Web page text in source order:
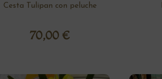
Cesta Tulipan con peluche
70,00 €